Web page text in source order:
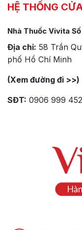
HỆ THỐNG
Nhà Thuốc Vivita
Địa chỉ: 58 Trần
phố Hồ Chí Minh
(Xem đường đi >>)
SĐT: 0906 999 452